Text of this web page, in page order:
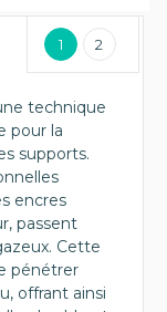
1 2
technique
pour la
supports.
encres
passent
Cette
pénétrer
offrant ainsi